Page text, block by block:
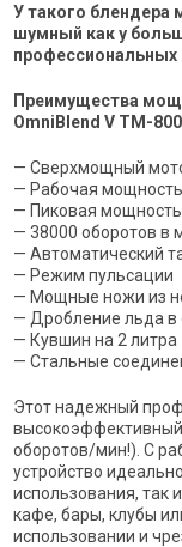
У такого блендера
шумный как у
профессиональных
Преимущества
OmniBlend V TM-
— Сверхмощный
— Рабочая
— Пиковая
— 38000 оборотов в
— Автоматический
— Режим пульсации
— Мощные ножи из
— Дробление льда в
— Кувшин на 2 литра
— Стальные
Этот надежный
оборотов/мин!). С
устройство
использования, так
кафе, бары, клубы
использовании и